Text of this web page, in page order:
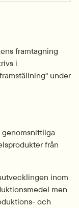
framtagning
i
under
från
inom
men
och